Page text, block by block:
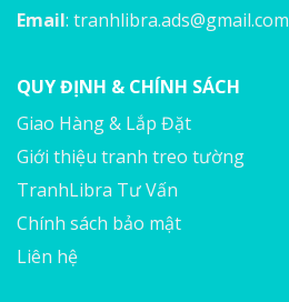
Email: tranhlibra.ads@gmail.com
QUY ĐỊNH & CHÍNH SÁCH
Giao Hàng & Lắp Đặt
Giới thiệu tranh treo tường
TranhLibra Tư Vấn
Chính sách bảo mật
Liên hệ